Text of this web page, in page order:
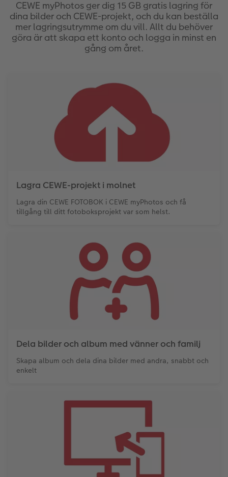
Fotopanel
Välkomstskylt
Tillbehör
Bröllopsinspiration
CEWE myPhotos ger dig 15 GB gratis lagring för
dina bilder och CEWE-projekt, och du kan beställa
mer lagringsutrymme om du vill. Allt du behöver
göra är att skapa ett konto och logga in minst en
gång om året.
Lagra CEWE-projekt i molnet
Lagra din CEWE FOTOBOK i CEWE myPhotos och få
tillgång till ditt fotoboksprojekt var som helst.
Dela bilder och album med vänner och familj
Skapa album och dela dina bilder med andra, snabbt och
enkelt